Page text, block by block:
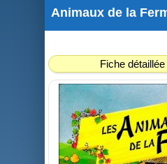
Animaux de la
Fiche